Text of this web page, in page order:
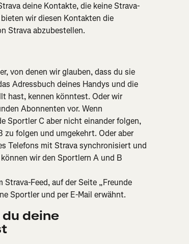
deine Kontakte, die keine Strava-
wir diesen Kontakten die
Strava abzubestellen.
von denen wir glauben, dass du sie
Adressbuch deines Handys und die
hast, kennen könntest. Oder wir
Abonnenten vor. Wenn
Sportler C aber nicht einander folgen,
folgen und umgekehrt. Oder aber
Telefons mit Strava synchronisiert und
wir den Sportlern A und B
Feed, auf der Seite „Freunde
Sportler und per E-Mail erwähnt.
deine